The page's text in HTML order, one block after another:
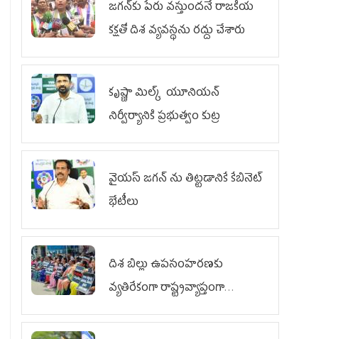
జగన్‌కు పేరు వస్తుందనే రాజకీయ
కక్షతో దిశ వ్య‌వ‌స్థ‌ను రద్దు చేశారు
కృష్ణా మిల్క్‌ యూనియన్‌
నిర్వీర్యానికి ప్రభుత్వం కుట్ర
వైయ‌స్ జగన్‌ ను తిట్టడానికే కేబినెట్‌
భేటీలు
దిశ బిల్లు ఉపసంహరణకు
వ్యతిరేకంగా రాష్ట్రవ్యాప్తంగా
వైయ‌స్ఆర్‌సీపీ మహిళా విభాగం